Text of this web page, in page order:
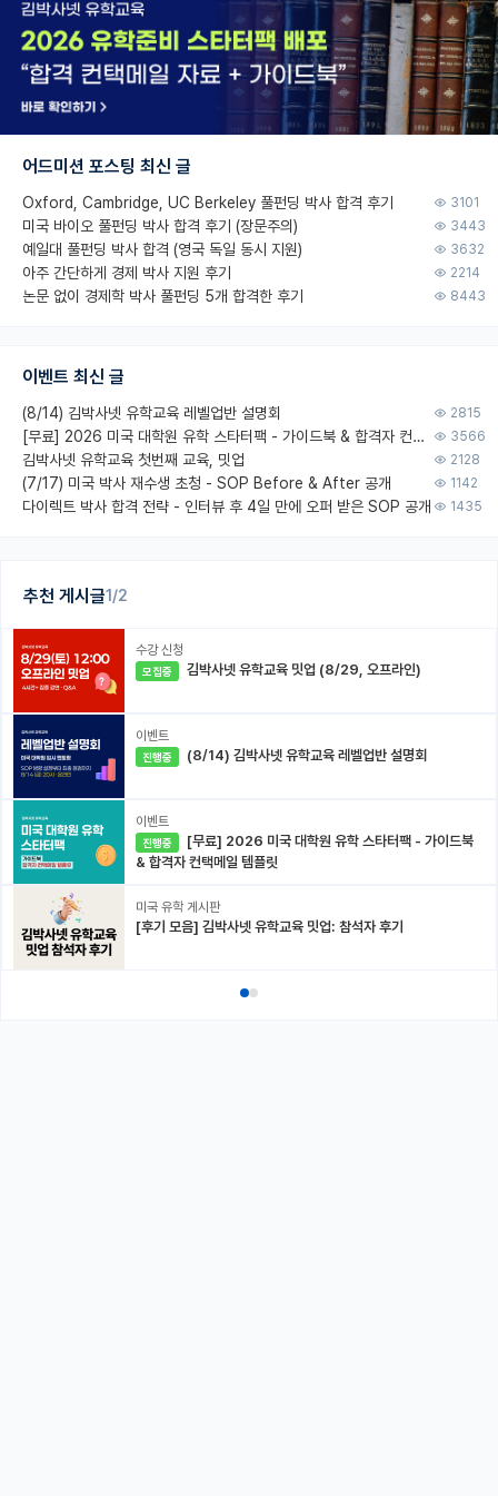
추천 게시글1/2
수강 신청
모집중 김박사넷 유학교육 밋업 (8/29, 오프라인)
이벤트
진행중 (8/14) 김박사넷 유학교육 레벨업반 설명회
이벤트
진행중
& 합격자 컨택메일 템플릿
미국 유학 게시판
[후기 모음] 김박사넷 유학교육 밋업: 참석자 후기
어드미션 포스팅 최신 글
Oxford, Cambridge, UC Berkeley 풀펀딩 박사 합격 후기 3101
미국 바이오 풀펀딩 박사 합격 후기 (장문주의) 3443
예일대 풀펀딩 박사 합격 (영국 독일 동시 지원) 3632
아주 간단하게 경제 박사 지원 후기 2214
논문 없이 경제학 박사 풀펀딩 5개 합격한 후기 8443
이벤트 최신 글
(8/14) 김박사넷 유학교육 레벨업반 설명회 2815
[무료] 2026 미국 대학원 유학 스타터팩 - 가이드북 & 합격자 컨택메일 템플릿 3566
김박사넷 유학교육 첫번째 교육, 밋업 2128
(7/17) 미국 박사 재수생 초청 - SOP Before & After 공개 1142
다이렉트 박사 합격 전략 - 인터뷰 후 4일 만에 오퍼 받은 SOP 공개 1435